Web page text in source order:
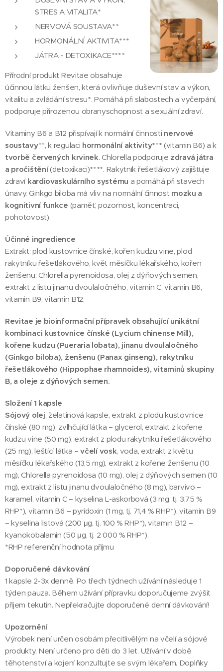
STRES A VITALITA*
NERVOVÁ SOUSTAVA**
HORMONÁLNÍ AKTIVITA***
JÁTRA - DETOXIKACE****
Přírodní produkt Revitae obsahuje
účinnou látku ženšen, která ovlivňuje duševní stav a výkon,
vitalitu a zvládání stresu*. Pomáhá při slabostech a vyčerpání,
podporuje přirozenou obranyschopnost a sexuální zdraví.
Vitaminy B6 a B12 přispívají k normální činnosti nervové
soustavy**, k regulaci hormonální aktivity*** (vitamin B6) a k
tvorbě červených krvinek. Chlorella podporuje zdravá játra
a pročištění(detoxikaci)****. Rakytník řešetlákový zajišťuje
zdraví kardiovaskulárního systému a pomáhá při stavech
únavy. Ginkgo biloba má vliv na normální činnost mozku a
kognitivní funkce (paměť, pozornost, koncentraci,
pohotovost).
Účinné ingredience
Extrakt: plod kustovnice čínské, kořen kudzu vine, plod
rakytníku řešetlákového, květ měsíčku lékařského, kořen
ženšenu; Chlorella pyrenoidosa, olej z dýňových semen,
extrakt z listu jinanu dvoulaločného, vitamin C, vitamin B6,
vitamin B9, vitamin B12.
Revitae je bioinformační přípravek obsahující unikátní
kombinaci kustovnice čínské (Lycium chinense Mill),
kořene kudzu (Pueraria lobata), jinanu dvoulaločného
(Ginkgo biloba), ženšenu (Panax ginseng), rakytníku
řešetlákového (Hippophae rhamnoides), vitaminů skupiny
B, a oleje z dýňových semen.
Složení 1 kapsle
Sójový olej, želatinová kapsle, extrakt z plodu kustovnice
čínské (80 mg), zvlhčující látka – glycerol, extrakt z kořene
kudzu vine (50 mg), extrakt z plodu rakytníku řešetlákového
(25 mg), leštící látka –včelí vosk, voda, extrakt z květu
měsíčku lékařského (13,5 mg), extrakt z kořene ženšenu (10
mg), Chlorella pyrenoidosa (10 mg), olej z dýňových semen (10
mg), extrakt z listu jinanu dvoulaločného (8 mg), barvivo –
karamel, vitamin C – kyselina L-askorbová (3 mg, tj. 3,75 %
RHP*), vitamin B6 – pyridoxin (1 mg, tj. 71,4 % RHP*), vitamin B9
– kyselina listová (200 μg, tj. 100 % RHP*), vitamin B12 –
kyanokobalamin (50 μg, tj. 2 000 % RHP*).
*RHP referenční hodnota příjmu
Doporučené dávkování
1 kapsle 2-3x denně. Po třech týdnech užívání následuje 1
týden pauza. Během užívání přípravku doporučujeme zvýšit
příjem tekutin. Nepřekračujte doporučené denní dávkování!
Upozornění
Výrobek není určen osobám přecitlivělým na včelí a sójové
produkty. Není určeno pro děti do 3 let. Užívání v době
těhotenství a kojení konzultujte se svým lékařem. Doplňky